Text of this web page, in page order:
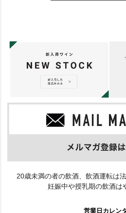
20歳未満の者の飲酒、飲酒運転は
妊娠中や授乳期の飲酒は
営業日カレン